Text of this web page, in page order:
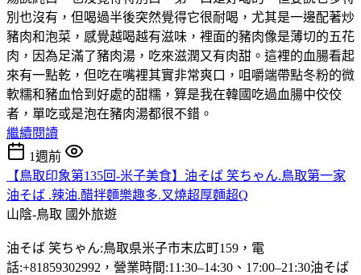
別也沒有，但喝過半後突然覺得它很耐喝，尤其是一邊配著炒
豬肉和泡菜，感覺越喝越有滋味，裡面的豬肉像是薄切的五花
肉，因為足滿了豬肉湯，吃來滋潤又有肉甜。這裡的血腸看起
來有一點乾，但吃在嘴裡其實非常爽口，咀嚼端帶點冬粉的微
軟糯和豬血恰到好處的甜糯，算是我在韓國吃過血腸中佼佼
者，單吃或是泡在豬肉湯都很不錯。
繼續閱讀
1週前
【鳥取印象第135回-米子美食】油そば 笑ちゃん.鳥取第一家
油そば .辣油.醋拌麵樂趣多.叉燒超厚麵超Q
山陰-鳥取 國外旅遊
油そば 笑ちゃん:鳥取県米子市末広町159，電
話:+81859302992，營業時間:11:30–14:30、17:00–21:30油そば